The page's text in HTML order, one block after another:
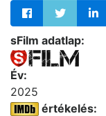
sFilm adatlap:
Év:
2025
értékelés: